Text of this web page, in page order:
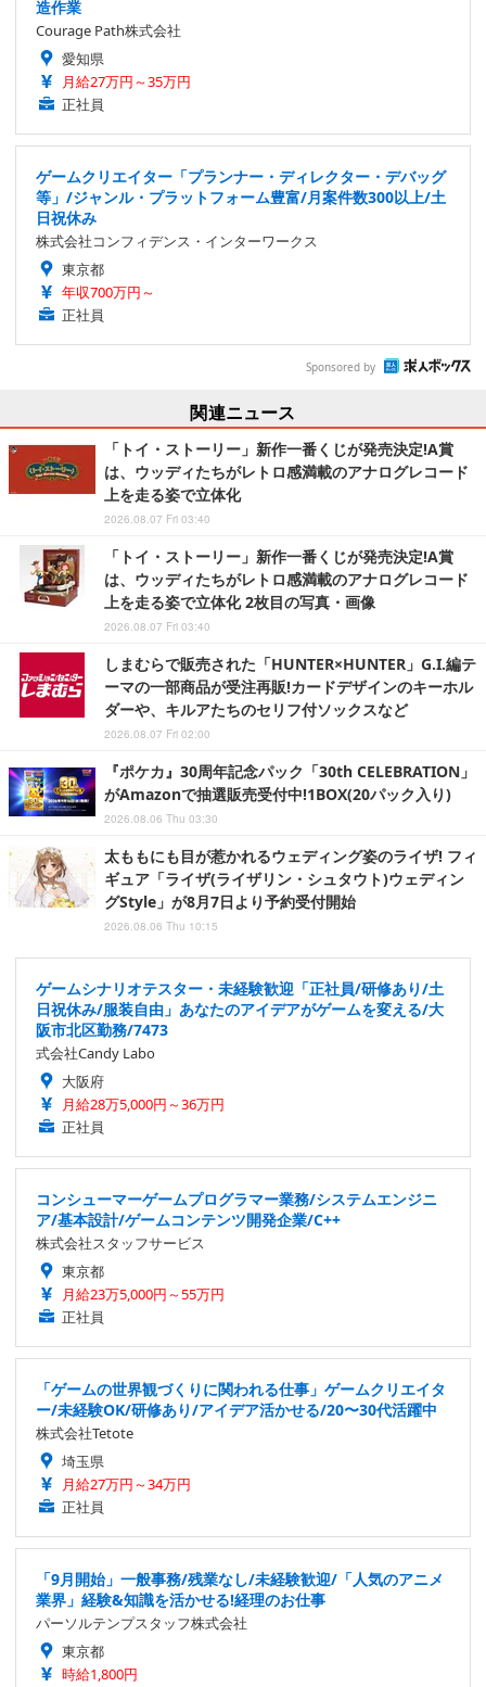
造作業
Courage Path株式会社
愛知県
月給27万円～35万円
正社員
ゲームクリエイター「プランナー・ディレクター・デバッグ
等」/ジャンル・プラットフォーム豊富/月案件数300以上/土
日祝休み
株式会社コンフィデンス・インターワークス
東京都
年収700万円～
正社員
Sponsored by
関連ニュース
「トイ・ストーリー」新作一番くじが発売決定!A賞
は、ウッディたちがレトロ感満載のアナログレコード
上を走る姿で立体化
2026.08.07 Fri 03:40
「トイ・ストーリー」新作一番くじが発売決定!A賞
は、ウッディたちがレトロ感満載のアナログレコード
上を走る姿で立体化 2枚目の写真・画像
2026.08.07 Fri 03:40
しまむらで販売された「HUNTER×HUNTER」G.I.編テ
ーマの一部商品が受注再販!カードデザインのキーホル
ダーや、キルアたちのセリフ付ソックスなど
2026.08.07 Fri 02:00
『ポケカ』30周年記念パック「30th CELEBRATION」
がAmazonで抽選販売受付中!1BOX(20パック入り)
2026.08.06 Thu 03:30
太ももにも目が惹かれるウェディング姿のライザ! フィ
ギュア「ライザ(ライザリン・シュタウト)ウェディン
グStyle」が8月7日より予約受付開始
2026.08.06 Thu 10:15
ゲームシナリオテスター・未経験歓迎「正社員/研修あり/土
日祝休み/服装自由」あなたのアイデアがゲームを変える/大
阪市北区勤務/7473
式会社Candy Labo
大阪府
月給28万5,000円～36万円
正社員
コンシューマーゲームプログラマー業務/システムエンジニ
ア/基本設計/ゲームコンテンツ開発企業/C++
株式会社スタッフサービス
東京都
月給23万5,000円～55万円
正社員
「ゲームの世界観づくりに関われる仕事」ゲームクリエイタ
ー/未経験OK/研修あり/アイデア活かせる/20〜30代活躍中
株式会社Tetote
埼玉県
月給27万円～34万円
正社員
「9月開始」一般事務/残業なし/未経験歓迎/「人気のアニメ
業界」経験&知識を活かせる!経理のお仕事
パーソルテンプスタッフ株式会社
東京都
時給1,800円